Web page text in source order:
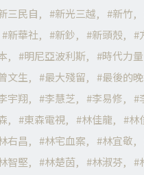
三民自 新光三越 新竹
新華社 新鈔 新頭殼
明尼亞波利斯 時代力量
文生 最大殘留 最後的
宇翔 李慧芝 李易修
東森電視 林佳龍 林
右昌 林宅血案 林宜敬
智堅 林楚茵 林淑芬